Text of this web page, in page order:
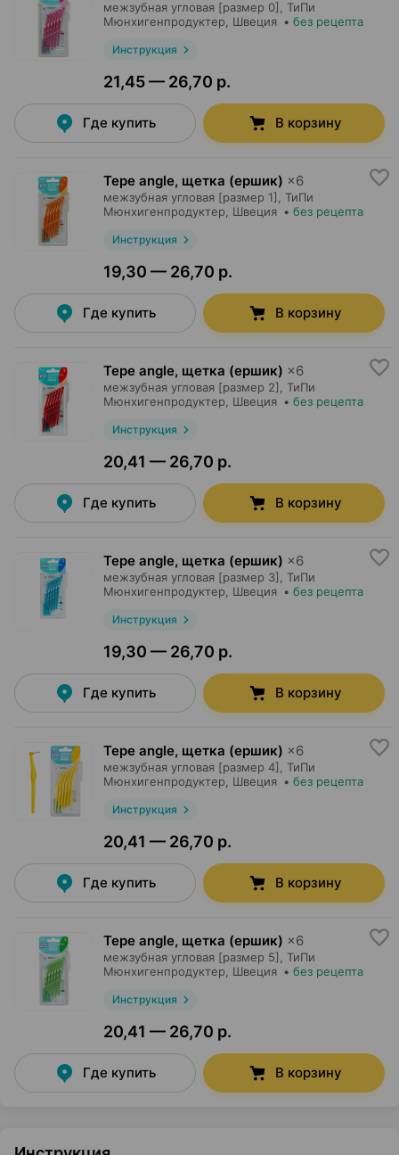
межзубная угловая [размер 0],
ТиПи
Мюнхигенпродуктер , Швеция • без рецепта
Инструкция
21,45 — 26,70 р.
Где купить В корзину
Tepe angle, щетка (ершик) ×6
межзубная угловая [размер 1],
ТиПи
Мюнхигенпродуктер , Швеция • без рецепта
Инструкция
19,30 — 26,70 р.
Где купить В корзину
Tepe angle, щетка (ершик) ×6
межзубная угловая [размер 2],
ТиПи
Мюнхигенпродуктер , Швеция • без рецепта
Инструкция
20,41 — 26,70 р.
Где купить В корзину
Tepe angle, щетка (ершик) ×6
межзубная угловая [размер 3],
ТиПи
Мюнхигенпродуктер , Швеция • без рецепта
Инструкция
19,30 — 26,70 р.
Где купить В корзину
Tepe angle, щетка (ершик) ×6
межзубная угловая [размер 4],
ТиПи
Мюнхигенпродуктер , Швеция • без рецепта
Инструкция
20,41 — 26,70 р.
Где купить В корзину
Tepe angle, щетка (ершик) ×6
межзубная угловая [размер 5],
ТиПи
Мюнхигенпродуктер , Швеция • без рецепта
Инструкция
20,41 — 26,70 р.
Где купить В корзину